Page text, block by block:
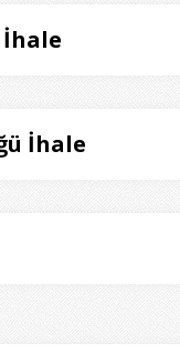
İhale